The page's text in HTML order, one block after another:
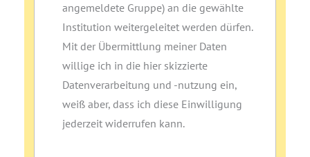
angemeldete Gruppe) an die gewählte
Institution weitergeleitet werden dürfen.
Mit der Übermittlung meiner Daten
willige ich in die hier skizzierte
Datenverarbeitung und ‑nutzung ein,
weiß aber, dass ich diese Einwilligung
jederzeit widerrufen kann.